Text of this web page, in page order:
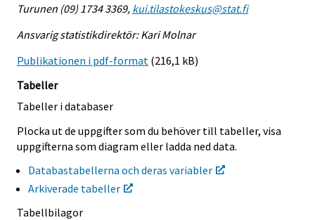
Turunen (09) 1734 3369, kui.tilastokeskus@stat.fi
Ansvarig statistikdirektör: Kari Molnar
Publikationen i pdf-format (216,1 kB)
Tabeller
Tabeller i databaser
Plocka ut de uppgifter som du behöver till tabeller, visa
uppgifterna som diagram eller ladda ned data.
Databastabellerna och deras variabler
Arkiverade tabeller
Tabellbilagor